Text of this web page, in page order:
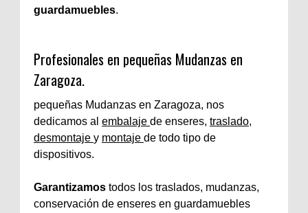
guardamuebles.
Profesionales en pequeñas Mudanzas en
Zaragoza.
pequeñas Mudanzas en Zaragoza, nos
dedicamos al embalaje de enseres, traslado,
desmontaje y montaje de todo tipo de
dispositivos.
Garantizamos todos los traslados, mudanzas,
conservación de enseres en guardamuebles